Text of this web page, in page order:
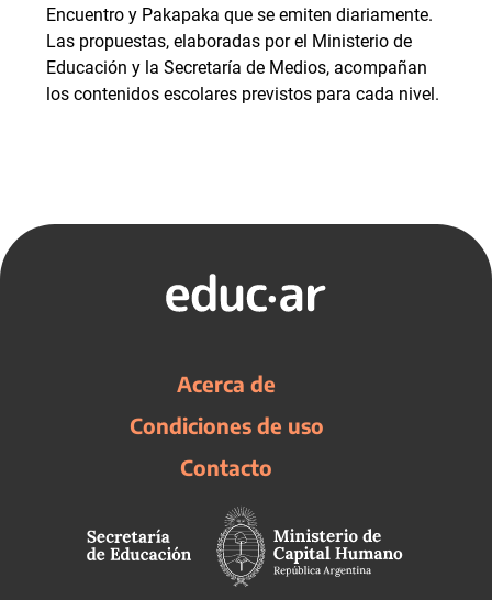
Encuentro y Pakapaka que se emiten diariamente.
Las propuestas, elaboradas por el Ministerio de
Educación y la Secretaría de Medios, acompañan
los contenidos escolares previstos para cada nivel.
Acerca de
Condiciones de uso
Contacto